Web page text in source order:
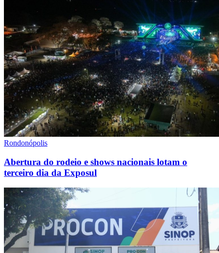
Rondonópolis
Abertura do rodeio e shows nacionais lotam o
terceiro dia da Exposul